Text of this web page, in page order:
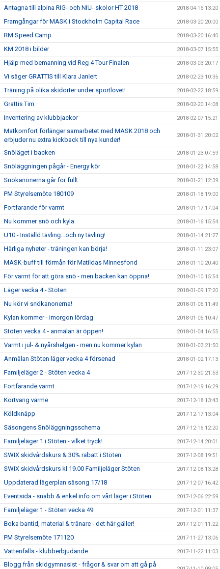
Antagna till alpina RIG- och NIU- skolor HT 2018 2018-04-16 13:20
Framgångar för MASK i Stockholm Capital Race 2018-03-20 20:00
RM Speed Camp 2018-03-20 16:40
KM 2018 i bilder 2018-03-07 15:55
Hjälp med bemanning vid Reg 4 Tour Finalen 2018-03-03 20:17
Vi säger GRATTIS till Klara Janlert 2018-02-23 10:35
Träning på olika skidorter under sportlovet! 2018-02-22 18:59
Grattis Tim 2018-02-20 14:08
Inventering av klubbjackor 2018-02-07 15:21
Matkomfort förlänger samarbetet med MASK 2018 och
erbjuder nu extra kickback till nya kunder!
2018-01-31 20:02
Snöläget i backen 2018-01-23 07:59
Snöläggningen pågår - Energy kör 2018-01-22 14:58
Snökanonerna går för fullt 2018-01-21 12:39
PM Styrelsemöte 180109 2018-01-18 19:00
Fortfarande för varmt 2018-01-17 17:04
Nu kommer snö och kyla 2018-01-16 15:54
U10 - Inställd tävling...och ny tävling! 2018-01-14 21:27
Härliga nyheter - träningen kan börja! 2018-01-11 23:07
MASK-buff till förmån för Matildas Minnesfond 2018-01-10 20:40
För varmt för att göra snö - men backen kan öppna! 2018-01-10 15:54
Läger vecka 4 - Stöten 2018-01-09 17:20
Nu kör vi snökanonerna! 2018-01-06 11:49
Kylan kommer - imorgon lördag 2018-01-05 10:47
Stöten vecka 4 - anmälan är öppen! 2018-01-04 16:55
Varmt i jul- & nyårshelgen - men nu kommer kylan 2018-01-03 21:50
Anmälan Stöten läger vecka 4 försenad 2018-01-02 17:13
Familjeläger 2 - Stöten vecka 4 2017-12-30 21:53
Fortfarande varmt 2017-12-19 16:29
Kortvarig värme 2017-12-18 13:43
Köldknäpp 2017-12-17 13:04
Säsongens Snöläggningsschema 2017-12-16 12:20
Familjeläger 1 i Stöten - vilket tryck! 2017-12-14 20:01
SWIX skidvårdskurs & 30% rabatt i Stöten 2017-12-08 19:51
SWIX skidvårdskurs kl 19.00 Familjeläger Stöten 2017-12-08 13:28
Uppdaterad lägerplan säsong 17/18 2017-12-07 16:42
Eventsida - snabb & enkel info om vårt läger i Stöten 2017-12-06 22:59
Familjeläger 1 - Stöten vecka 49 2017-12-01 11:37
Boka bantid, material & tränare - det här gäller! 2017-12-01 11:22
PM Styrelsemöte 171120 2017-11-27 13:06
Vattenfalls - klubberbjudande 2017-11-22 11:03
Blogg från skidgymnasist - frågor & svar om att gå på